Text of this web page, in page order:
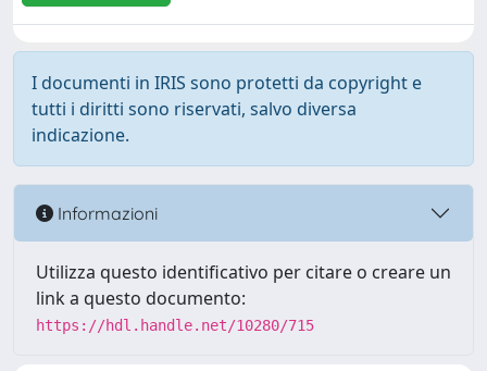
I documenti in IRIS sono protetti da copyright e
tutti i diritti sono riservati, salvo diversa
indicazione.
Informazioni
Utilizza questo identificativo per citare o creare un
link a questo documento:
https://hdl.handle.net/10280/715